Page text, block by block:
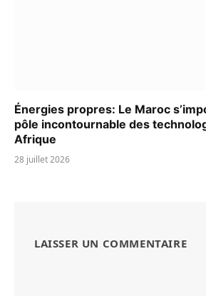
Énergies propres: Le Maroc
pôle incontournable des
Afrique
28 juillet 2026
LAISSER UN COMMENTAIRE